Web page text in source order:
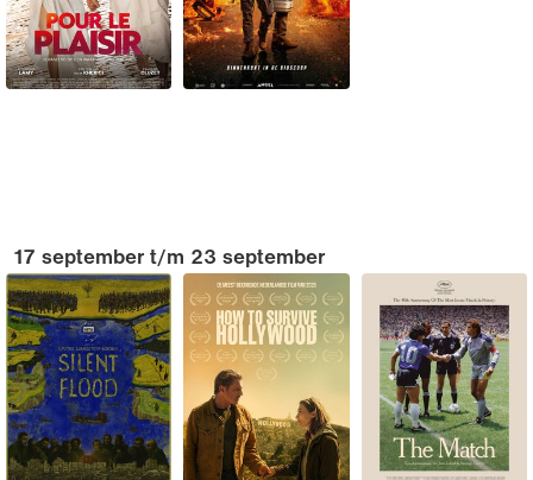
17 september t/m 23 september